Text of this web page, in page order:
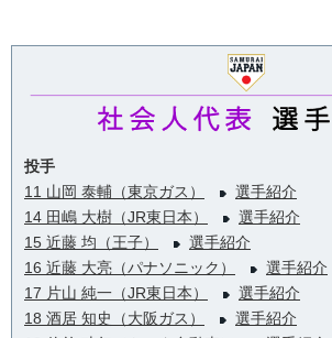
投手
11 山岡 泰輔（東京ガス）
選手紹介
14 田嶋 大樹（JR東日本）
選手紹介
15 近藤 均（王子）
選手紹介
16 近藤 大亮（パナソニック）
選手紹介
17 片山 純一（JR東日本）
選手紹介
18 酒居 知史（大阪ガス）
選手紹介